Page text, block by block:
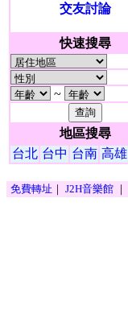
交友討論
快速搜尋
~
地區搜尋
台北 台中 台南 高雄
免費轉址 ｜ J2H音樂館｜